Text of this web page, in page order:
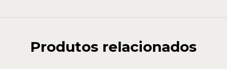
Produtos relacionados